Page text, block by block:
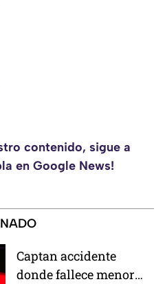
contenido, sigue a
en Google News!
Captan accidente
donde fallece menor